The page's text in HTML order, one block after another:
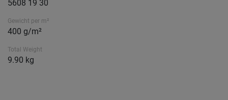
5608 19 30
Gewicht per m²
400 g/m²
Total Weight
9.90 kg